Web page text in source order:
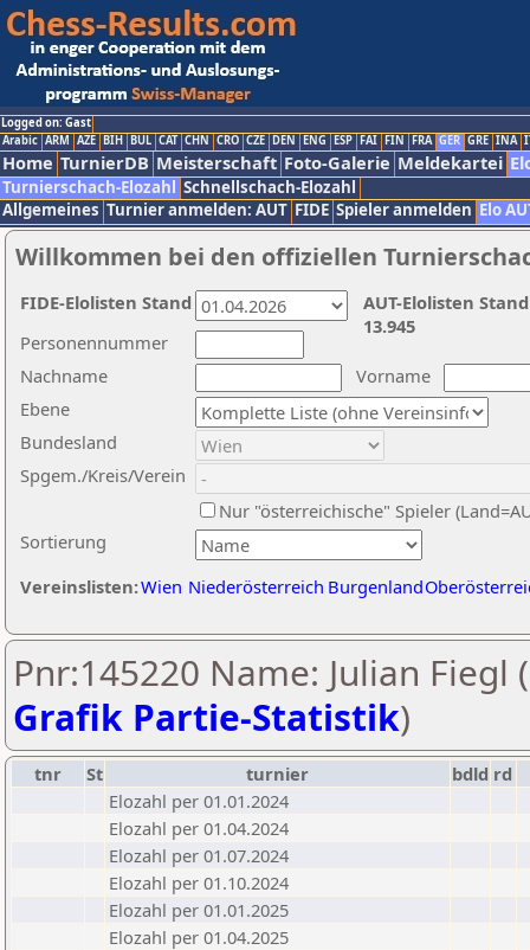
Logged on: Gast
Arabic ARM AZE BIH BUL CAT CHN CRO CZE DEN ENG ESP FAI FIN FRA GER GRE INA
Home TurnierDB Meisterschaft Foto-Galerie Meldekartei
Turnierschach-Elozahl Schnellschach-Elozahl
Allgemeines Turnier anmelden: AUT FIDE Spieler anmelden Elo
Willkommen bei den offiziellen
Nachname
Vorname
Ebene
Sortierung
Personennummer
Bundesland
Spgem./Kreis/Verein
Nur "österreichische" Spieler
Vereinslisten:Wien Niederösterreich Burgenland
AUT-Elolisten
13.945
FIDE-Elolisten Stand
Pnr:145220 Name: Julian Fiegl (
Grafik Partie-Statistik)
tnr St turnier bdld rd
Elozahl per 01.01.2024
Elozahl per 01.04.2024
Elozahl per 01.07.2024
Elozahl per 01.10.2024
Elozahl per 01.01.2025
Elozahl per 01.04.2025